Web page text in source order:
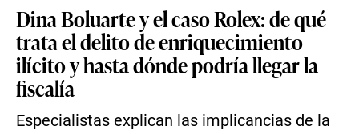
Dina Boluarte y el caso Rolex: de qué
trata el delito de enriquecimiento
ilícito y hasta dónde podría llegar la
fiscalía
Especialistas explican las implicancias de la